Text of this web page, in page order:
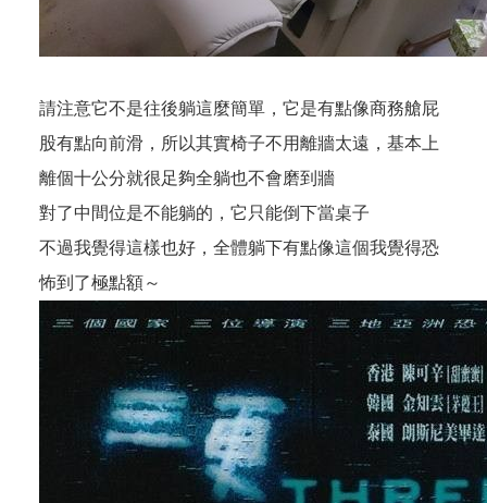
請注意它不是往後躺這麼簡單，它是有點像商務艙屁
股有點向前滑，所以其實椅子不用離牆太遠，基本上
離個十公分就很足夠全躺也不會磨到牆
對了中間位是不能躺的，它只能倒下當桌子
不過我覺得這樣也好，全體躺下有點像這個我覺得恐
怖到了極點額～